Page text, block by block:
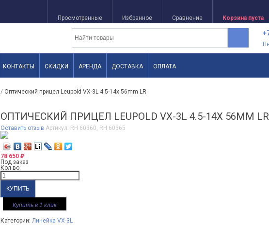
Просмотренные Избранное Сравнение Корзина пуста
КОНТАКТЫ СКИДКИ АРЕНДА ДОСТАВКА ОПЛАТА
/ Оптический прицел Leupold VX-3L 4.5-14x 56mm LR
ОПТИЧЕСКИЙ ПРИЦЕЛ LEUPOLD VX-3L 4.5-14X 56MM LR
Оставить отзыв Артикул: RH 60360, RH 60365
78 650 ₽
Под заказ
Кол-во:
Купить в 1 клик
Категории: Линейка VX-3L